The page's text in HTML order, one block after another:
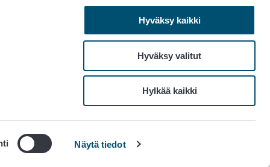
Näytä tiedot
Hyväksy kaikki
Hyväksy valitut
Hylkää kaikki